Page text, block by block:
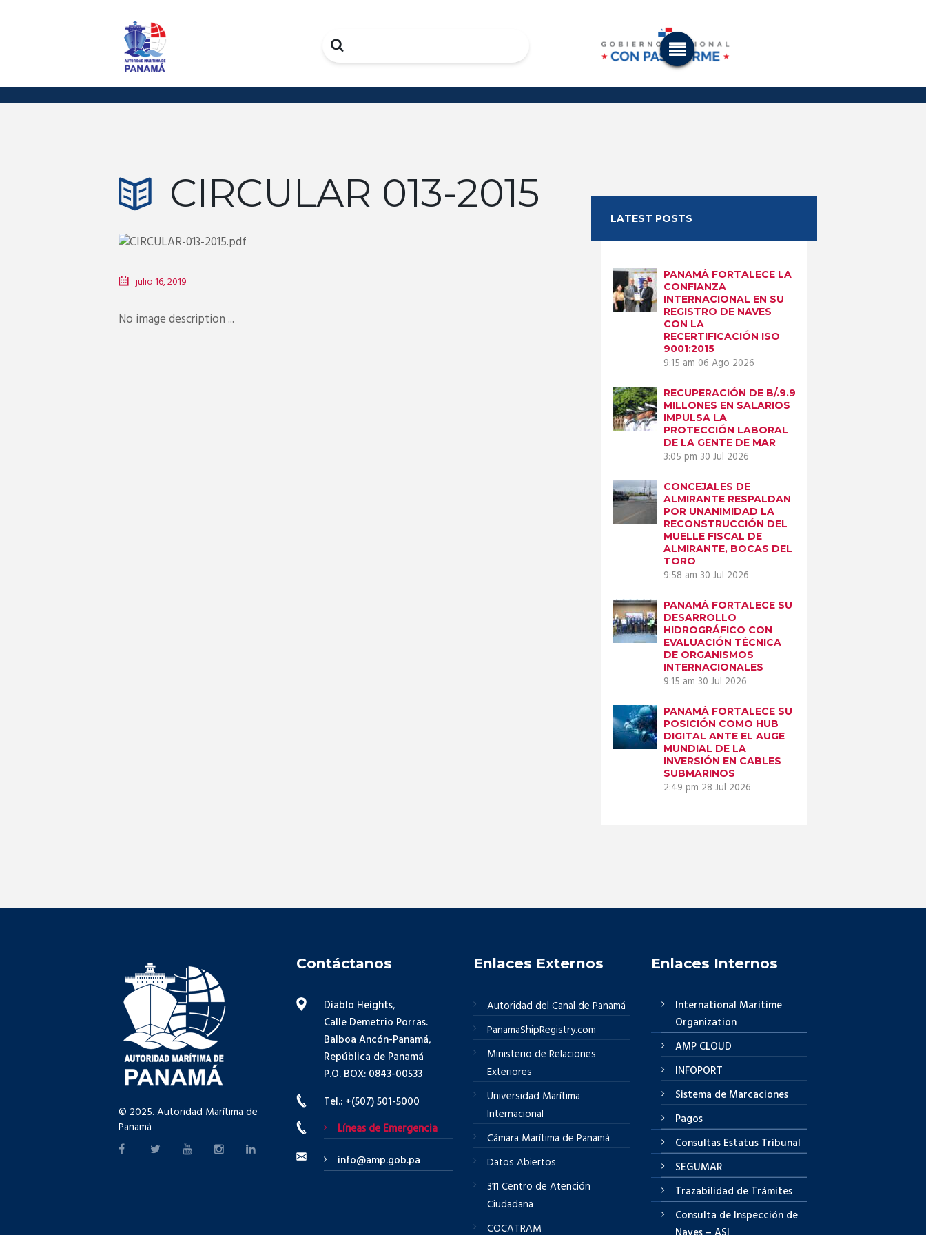
Search
CIRCULAR 013-2015
julio 16, 2019
No image description ...
LATEST POSTS
PANAMÁ FORTALECE LA
CONFIANZA
INTERNACIONAL EN SU
REGISTRO DE NAVES
CON LA
RECERTIFICACIÓN ISO
9001:2015
9:15 am 06 Ago 2026
RECUPERACIÓN DE B/.9.9
MILLONES EN SALARIOS
IMPULSA LA
PROTECCIÓN LABORAL
DE LA GENTE DE MAR
3:05 pm 30 Jul 2026
CONCEJALES DE
ALMIRANTE RESPALDAN
POR UNANIMIDAD LA
RECONSTRUCCIÓN DEL
MUELLE FISCAL DE
ALMIRANTE, BOCAS DEL
TORO
9:58 am 30 Jul 2026
PANAMÁ FORTALECE SU
DESARROLLO
HIDROGRÁFICO CON
EVALUACIÓN TÉCNICA
DE ORGANISMOS
INTERNACIONALES
9:15 am 30 Jul 2026
PANAMÁ FORTALECE SU
POSICIÓN COMO HUB
DIGITAL ANTE EL AUGE
MUNDIAL DE LA
INVERSIÓN EN CABLES
SUBMARINOS
2:49 pm 28 Jul 2026
© 2025. Autoridad Marítima de
Panamá
Contáctanos
Diablo Heights,
Calle Demetrio Porras.
Balboa Ancón-Panamá,
República de Panamá
P.O. BOX: 0843-00533
Tel.: +(507) 501-5000
Líneas de Emergencia
info@amp.gob.pa
Enlaces Externos
Autoridad del Canal de Panamá
PanamaShipRegistry.com
Ministerio de Relaciones
Exteriores
Universidad Marítima
Internacional
Cámara Marítima de Panamá
Datos Abiertos
311 Centro de Atención
Ciudadana
COCATRAM
Enlaces Internos
International Maritime
Organization
AMP CLOUD
INFOPORT
Sistema de Marcaciones
Pagos
Consultas Estatus Tribunal
SEGUMAR
Trazabilidad de Trámites
Consulta de Inspección de